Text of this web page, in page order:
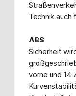
Technik auch
ABS
Sicherheit
vorne und 14